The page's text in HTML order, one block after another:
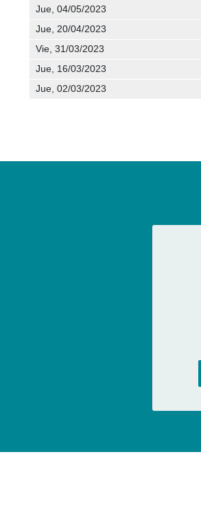
Jue, 04/05/2023
Jue, 20/04/2023
Vie, 31/03/2023
Jue, 16/03/2023
Jue, 02/03/2023